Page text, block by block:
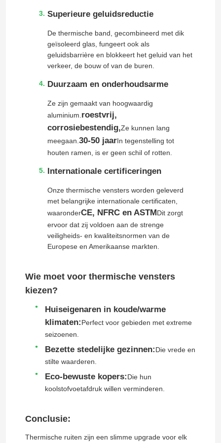
Producten
Ongeveer ons
Fabrieksreis
Superieure geluidsreductie
De thermische band, gecombineerd met dik
geïsoleerd glas, fungeert ook als
geluidsbarrière en blokkeert het geluid van het
verkeer, de bouw of van de buren.
Duurzaam en onderhoudsarme
Ze zijn gemaakt van hoogwaardig
aluminium. roestvrij,
corrosiebestendig,Ze kunnen lang
meegaan. 30-50 jaarIn tegenstelling tot
houten ramen, is er geen schil of rotten.
Internationale certificeringen
Onze thermische vensters worden geleverd
met belangrijke internationale certificaten,
waaronderCE, NFRC en ASTMDit zorgt
ervoor dat zij voldoen aan de strenge
veiligheids- en kwaliteitsnormen van de
Europese en Amerikaanse markten.
Wie moet voor thermische vensters
kiezen?
Huiseigenaren in koude/warme
klimaten:Perfect voor gebieden met extreme
seizoenen.
Bezette stedelijke gezinnen:Die vrede en
stilte waarderen.
Eco-bewuste kopers:Die hun
koolstofvoetafdruk willen verminderen.
Conclusie:
Thermische ruiten zijn een slimme upgrade voor elk